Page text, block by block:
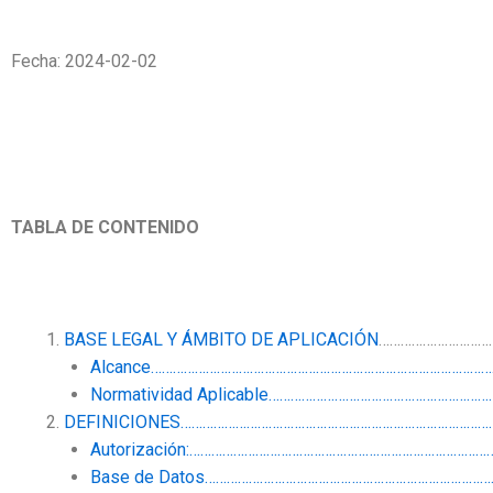
Fecha: 2024-02-02
TABLA DE CONTENIDO
BASE LEGAL Y ÁMBITO DE APLICACIÓN
Normatividad
Base de